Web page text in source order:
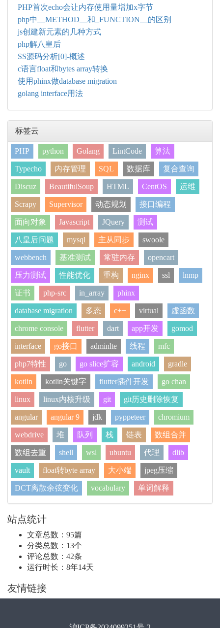
PHP首次echo会让内存使用量增加x字节
php中__METHOD__和_FUNCTION__的区别
js创建新元素的几种方式
php解八皇后
SS源码分析[0]-概述
c语言float和bytes array转换
使用phinx做database migration
golang interface用法
标签云
PHP python Golang LintCode 算法
Typecho 内存管理 SQL 数据库 复合查询
Discuz BeautifulSoup HTML CentOS 运维
Scrapy Supervisor 动态规划 接口编程
面向对象 Javascript JQuery 测试
八皇后问题 mysql 主从同步 swoole
webbench 基准测试 常驻内存 opencart
压力测试 性能优化 重构 nginx ssl lnmp
证书 php-src in_array phinx
database migration 多态 c++ virtual 虚函数
chrome console flutter dart app开发 gomod
interface go接口 adminlte 线程 mfc
php7特性 go go slice扩容 android gradle
kotlin kotlin关键字 flutter插件开发 go chan
linux linux内核升级 git git历史删除恢复
angular angular 9 jdk pyppeteer chromium
webdrive 堆 队列 栈 链表 数组合并
数组去重 shell wsl ubuntu 代理 dlib
vault float转byte array 大小端 jpeg压缩
DCT离散余弦变化 vocabulary 单词解释
站点统计
文章总数：95篇
分类总数：13个
评论总数：42条
运行时长：8年14天
友情链接